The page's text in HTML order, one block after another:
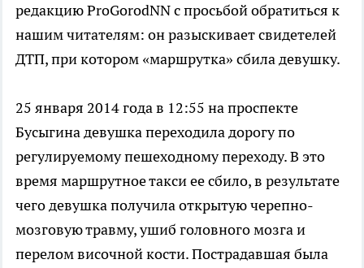
редакцию ProGorodNN с просьбой обратиться к
нашим читателям: он разыскивает свидетелей
ДТП, при котором «маршрутка» сбила девушку.
25 января 2014 года в 12:55 на проспекте
Бусыгина девушка переходила дорогу по
регулируемому пешеходному переходу. В это
время маршрутное такси ее сбило, в результате
чего девушка получила открытую черепно-
мозговую травму, ушиб головного мозга и
перелом височной кости. Пострадавшая была